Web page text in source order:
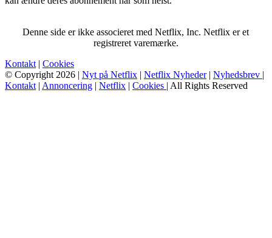
Denne side er ikke associeret med Netflix, Inc. Netflix er et
registreret varemærke.
Kontakt | Cookies
© Copyright 2026 | Nyt på Netflix | Netflix Nyheder| Nyhedsbrev |
Kontakt | Annoncering | Netflix | Cookies | All Rights Reserved